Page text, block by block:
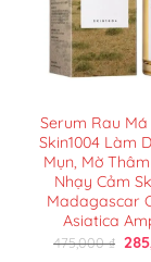
Serum Rau Má
Skin1004 Làm
Mụn, Mờ
Nhạy Cảm
Madagascar
Asiatica
475,000₫ Giá